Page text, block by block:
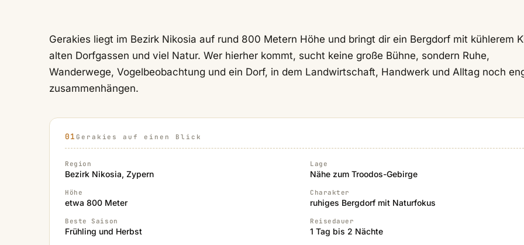
Gerakies liegt im Bezirk Nikosia auf rund 800 Metern Höhe und bringt dir ein Bergdorf mit kühlerem
alten Dorfgassen und viel Natur. Wer hierher kommt, sucht keine große Bühne, sondern Ruhe,
Wanderwege, Vogelbeobachtung und ein Dorf, in dem Landwirtschaft, Handwerk und Alltag noch
zusammenhängen.
Gerakies auf einen Blick
Region
Bezirk Nikosia, Zypern
Lage
Nähe zum Troodos-Gebirge
Höhe
etwa 800 Meter
Charakter
ruhiges Bergdorf mit Naturfokus
Beste Saison
Frühling und Herbst
Reisedauer
1 Tag bis 2 Nächte